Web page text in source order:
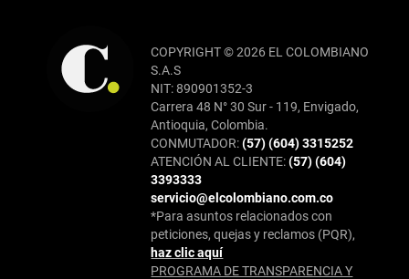
COPYRIGHT © 2026 EL COLOMBIANO
S.A.S
NIT: 890901352-3
Carrera 48 N° 30 Sur - 119, Envigado,
Antioquia, Colombia.
CONMUTADOR:(57) (604) 3315252
ATENCIÓN AL CLIENTE:(57) (604)
3393333
servicio@elcolombiano.com.co
*Para asuntos relacionados con
peticiones, quejas y reclamos (PQR),
haz clic aquí
PROGRAMA DE TRANSPARENCIA Y